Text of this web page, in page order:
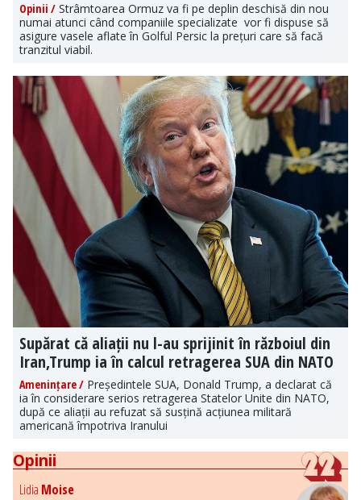
Opinii / Strâmtoarea Ormuz va fi pe deplin deschisă din nou
numai atunci când companiile specializate vor fi dispuse să
asigure vasele aflate în Golful Persic la prețuri care să facă
tranzitul viabil.
Supărat că aliații nu l-au sprijinit în războiul din
Iran,Trump ia în calcul retragerea SUA din NATO
Amenințare / Președintele SUA, Donald Trump, a declarat că
ia în considerare serios retragerea Statelor Unite din NATO,
după ce aliații au refuzat să susțină acțiunea militară
americană împotriva Iranului
Opinii
Lidia Moise